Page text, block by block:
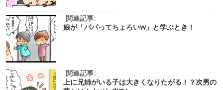
関連記事:
娘が「パパってちょろいw」と学ぶとき！
関連記事:
上に兄姉がいる子は大きくなりたがる！？次男の